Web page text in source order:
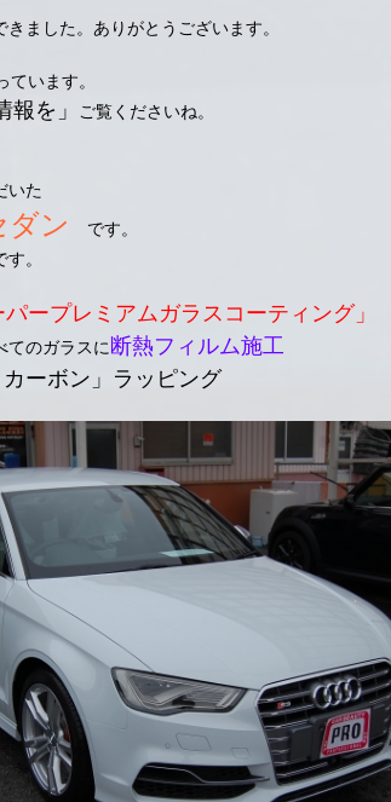
きました。ありがとうございます。
います。
報を」 ご覧くださいね。
いた
ダン
です。
。
パープレミアムガラスコーティング」
のガラスに断熱フィルム施工
カーボン」ラッピング